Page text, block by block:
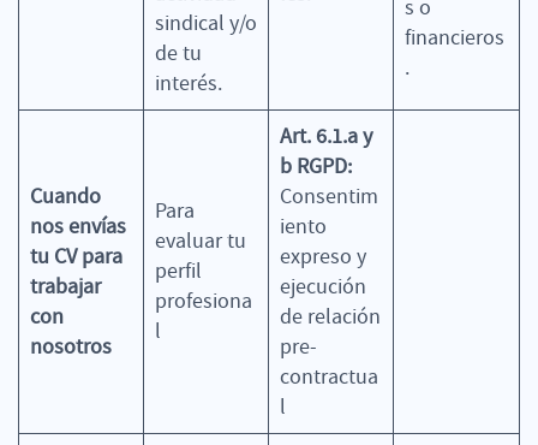
sindical y/o
de tu
interés.
s o
financieros
.
Cuando
nos envías
tu CV para
trabajar
con
nosotros
Para
evaluar tu
perfil
profesiona
l
Art. 6.1.a y
b RGPD:
Consentim
iento
expreso y
ejecución
de relación
pre-
contractua
l